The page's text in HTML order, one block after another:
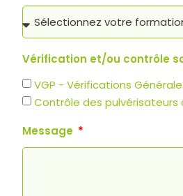
Vérification et/ou contrôle
VGP - Vérifications
Contrôle des pulvérisateurs
Message